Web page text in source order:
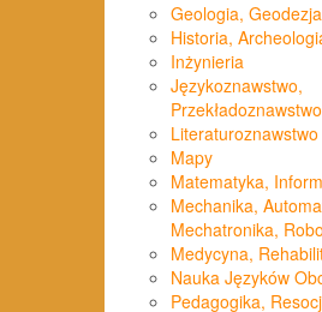
Geologia, Geodezja
Historia,
Inżynieria
Językoznawstwo,
Przekładoznawstwo
Literaturoznawstwo
Mapy
Matematyka,
Mechanika,
Mechatronika,
Medycyna,
Nauka Języków
Pedagogika,